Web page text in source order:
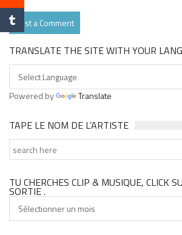
TRANSLATE THE SITE WITH YOUR
Powered by Translate
TAPE LE NOM DE L’ARTISTE
TU CHERCHES CLIP & MUSIQUE, CLICK
SORTIE .
cherches